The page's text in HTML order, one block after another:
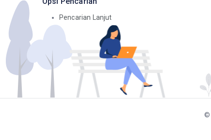
Pencarian Lanjut
©